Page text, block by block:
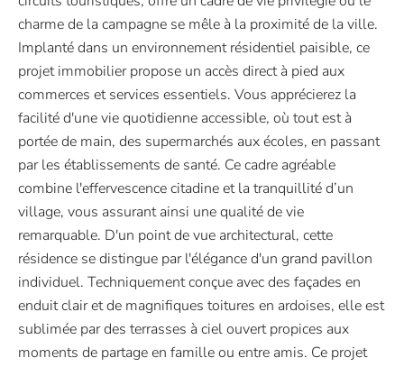
charme de la campagne se mêle à la proximité de la ville.
Implanté dans un environnement résidentiel paisible, ce
projet immobilier propose un accès direct à pied aux
commerces et services essentiels. Vous apprécierez la
facilité d'une vie quotidienne accessible, où tout est à
portée de main, des supermarchés aux écoles, en passant
par les établissements de santé. Ce cadre agréable
combine l'effervescence citadine et la tranquillité d’un
village, vous assurant ainsi une qualité de vie
remarquable. D'un point de vue architectural, cette
résidence se distingue par l'élégance d'un grand pavillon
individuel. Techniquement conçue avec des façades en
enduit clair et de magnifiques toitures en ardoises, elle est
sublimée par des terrasses à ciel ouvert propices aux
moments de partage en famille ou entre amis. Ce projet